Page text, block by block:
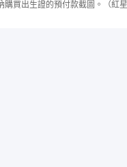
買出生證的預付款截圖。（紅星